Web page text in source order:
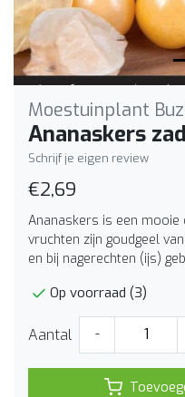
Moestuinplant
Ananaskers
Schrijf je eigen review
€2,69
Ananaskers is een mooie
vruchten zijn goudgeel
en bij nagerechten (ijs)
Op voorraad (3)
Aantal -